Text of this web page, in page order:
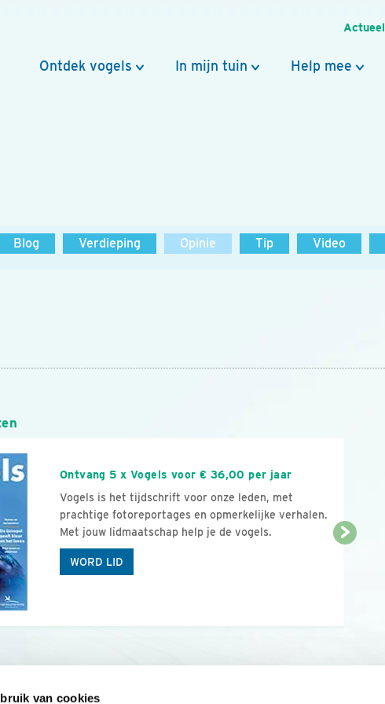
van cookies
Actueel
Ontdek vogels In mijn tuin Help mee
Blog Verdieping Opinie Tip Video
Ontvang 5 x Vogels voor € 36,00 per jaar
Vogels is het tijdschrift voor onze leden, met
prachtige fotoreportages en opmerkelijke verhalen.
Met jouw lidmaatschap help je de vogels.
WORD LID